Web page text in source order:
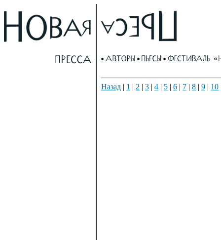
Назад | 1 | 2 | 3 | 4 | 5 | 6 | 7 | 8 | 9 | 10